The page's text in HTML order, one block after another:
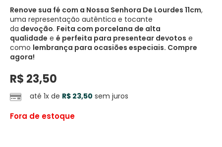
Renove sua fé com a Nossa Senhora De Lourdes 11cm,
uma representação autêntica e tocante
da devoção. Feita com porcelana de alta
qualidade e é perfeita para presentear devotos e
como lembrança para ocasiões especiais. Compre
agora!
R$ 23,50
até 1x de R$ 23,50 sem juros
Fora de estoque